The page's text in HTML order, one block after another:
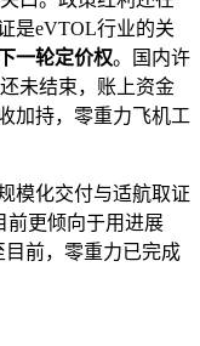
是eVTOL行业的关
一轮定价权。国内许
未结束，账上资金
加持，零重力飞机工
模化交付与适航取证
前更倾向于用进展
目前，零重力已完成